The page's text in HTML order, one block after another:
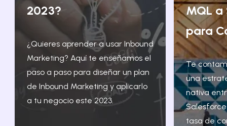
2023?
¿Quieres aprender a usar Inbound
Marketing? Aquí te enseñamos el
paso a paso para diseñar un plan
de Inbound Marketing y aplicarlo
a tu negocio este 2023.
MQL a
para
Te
una
nativa
tasa de